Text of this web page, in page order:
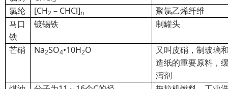
氯纶 [CH2 －CHCl]n
聚氯乙烯纤维
马口
铁
镀锡铁 制罐头
芒硝 Na2SO4•10H2O
又叫皮硝，制玻璃
造纸的重要原料，
泻剂